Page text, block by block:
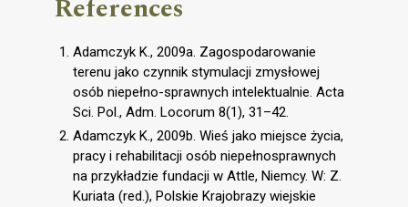
References
Adamczyk K., 2009a. Zagospodarowanie
terenu jako czynnik stymulacji zmysłowej
osób niepełno-sprawnych intelektualnie. Acta
Sci. Pol., Adm. Locorum 8(1), 31–42.
Adamczyk K., 2009b. Wieś́ jako miejsce życia,
pracy i rehabilitacji osób niepełnosprawnych
na przykładzie fundacji w Attle, Niemcy. W: Z.
Kuriata (red.), Polskie Krajobrazy wiejskie